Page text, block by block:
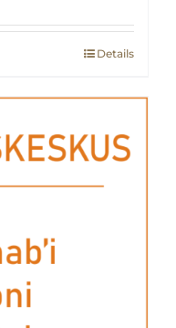
Details